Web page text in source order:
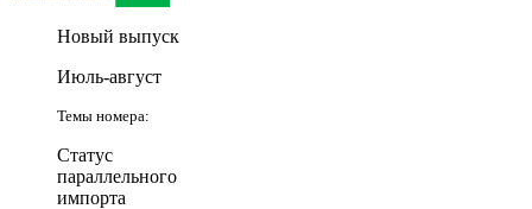
Новый выпуск
Июль-август
Темы номера:
Статус
параллельного
импорта